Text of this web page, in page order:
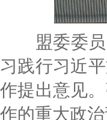
盟委委员
习践行习近
作提出意见
作的重大政